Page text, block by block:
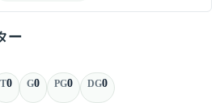
ー
T0 G0 PG0 DG0